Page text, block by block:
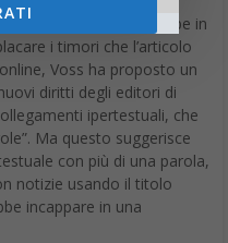
copyright
proibirebbe in
i timori che l’articolo
Voss ha proposto un
diritti degli editori di
ipertestuali, che
Ma questo suggerisce
con più di una parola,
notizie usando il titolo
incappare in una